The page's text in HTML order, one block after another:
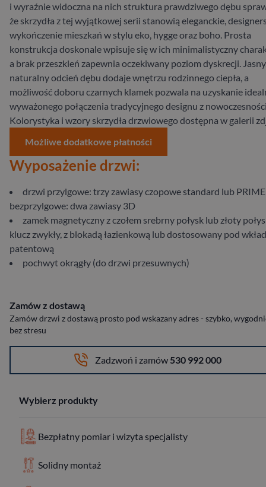
i wyraźnie widoczna na nich struktura prawdziwego dębu
że skrzydła z tej wyjątkowej serii stanowią eleganckie,
wykończenie mieszkań w stylu eko, hygge oraz boho. Prosta
konstrukcja doskonale wpisuje się w ich minimalistyczny
a brak przeszkleń zapewnia oczekiwany poziom dyskrecji.
naturalny odcień dębu dodaje wnętrzu rodzinnego ciepła, a
możliwość doboru czarnych klamek pozwala na uzyskanie
wyważonego połączenia tradycyjnego designu z
Kolorystyka i wzory skrzydła drzwiowego dostępna w galerii
Możliwe dodatkowe płatności
Wyposażenie drzwi:
drzwi przylgowe: trzy zawiasy czopowe standard lub
bezprzylgowe: dwa zawiasy 3D
zamek magnetyczny z czołem srebrny połysk lub złoty
klucz zwykły, z blokadą łazienkową lub dostosowany pod
patentową
pochwyt okrągły (do drzwi przesuwnych)
Zamów z dostawą
Zamów drzwi z dostawą prosto pod wskazany adres - szybko,
bez stresu
Zadzwoń i zamów 530 992 000
Wybierz produkty
Bezpłatny pomiar i wizyta specjalisty
Solidny montaż